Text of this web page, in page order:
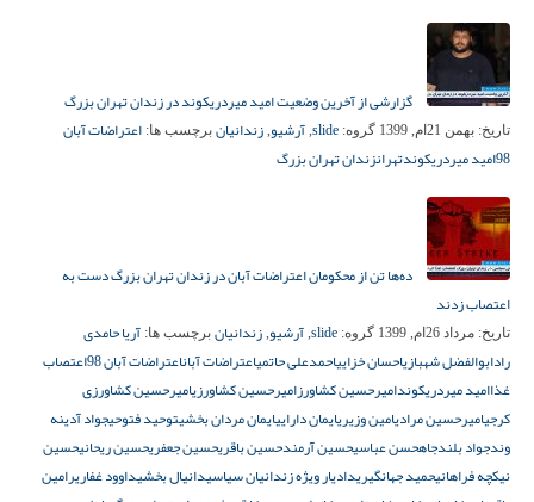
گزارشی از آخرین وضعیت امید میردریکوند در زندان تهران بزرگ
تاریخ: بهمن 21ام, 1399 گروه: slide
, آرشیو, زندانیان برچسب ها: اعتراضات آبان
98امید میردریکوندتهرانزندان تهران بزرگ
ده‌ها تن از محکومان اعتراضات آبان در زندان تهران بزرگ دست به
اعتصاب زدند
تاریخ: مرداد 26ام, 1399 گروه: slide
, آرشیو, زندانیان برچسب ها: آریا حامدی
رادابوالفضل شهبازیاحسان خزاییاحمدعلی حاتمیاعتراضات آباناعتراضات آبان 98 اعتصاب
غذاامید میردریکوندامیرحسین کشاورزامیرحسین کشاورزیامیرحسین کشاورزی
کرجیامیرحسین مرادیامین وزیریایمان داراییایمان مردان بخشیتوحید فتوحیجواد آدینه
وندجواد بلندجاهحسن عباسیحسین آرمندحسین باقریحسین جعفریحسین ریحانیحسین
نیکچه فراهانیحمید جهانگیریدادیار ویژه زندانیان سیاسیدانیال بخشیداوود غفاریرامین